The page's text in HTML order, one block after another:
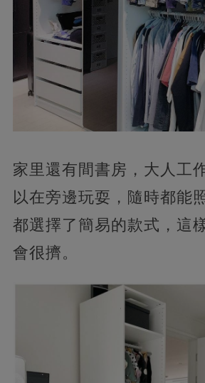
家里還有間書房，大人工
以在旁邊玩耍，隨時都能
都選擇了簡易的款式，這
會很擠。